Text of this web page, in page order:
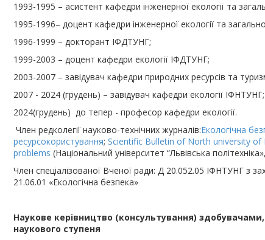
1993-1995 – асистент кафедри інженерної екології та
1995-1996– доцент кафедри інженерної екології та
1996-1999 – докторант ІФДТУНГ;
1999-2003 – доцент кафедри екології ІФДТУНГ;
2003-2007 – завідувач кафедри природних ресурсів та
2007 - 2024 (грудень) – завідувач кафедри екології ІФНТУНГ;
2024(грудень) до тепер - професор кафедри екології.
Член редколегії науково-технічних журналів:Екологічна
ресурсокористування;Scientific Bulletin of North university of
problems (Національний університет “Львівська
Член спеціалізованої Вченої ради: Д 20.052.05 ІФНТУНГ з
21.06.01 «Екологічна безпека»
Наукове керівництво (консультування)
наукового ступеня